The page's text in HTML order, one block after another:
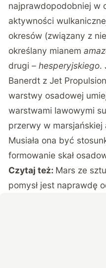
najprawdopodobniej w
aktywności
okresów (związany z
określany mianem
drugi –hesperyjskiego.
Banerdt z Jet
warstwy osadowej
warstwami lawowymi
przerwy w
Musiała ona być
formowanie skał
Czytaj też: Mars ze
pomysł jest naprawdę